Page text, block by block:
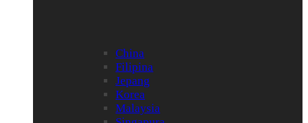
China
Filipina
Jepang
Korea
Malaysia